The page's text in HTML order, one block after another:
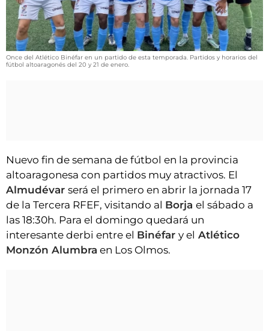
FIESTAS EN EL ALTO ARAGÓN
FIESTAS DE SAN LORENZO
AGENDA
CLUB DEL AMIGO MILITANTE
INICIAR SESIÓN
Once del Atlético Binéfar en un partido de esta temporada. Partidos y horarios del
fútbol altoaragonés del 20 y 21 de enero.
Nuevo fin de semana de fútbol en la provincia
altoaragonesa con partidos muy atractivos. El
Almudévar será el primero en abrir la jornada 17
de la Tercera RFEF, visitando al Borja el sábado a
las 18:30h. Para el domingo quedará un
interesante derbi entre el Binéfar y el Atlético
Monzón Alumbra en Los Olmos.